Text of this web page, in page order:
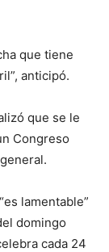
que tiene
anticipó.
que se le
Congreso
lamentable”
domingo
cada 24